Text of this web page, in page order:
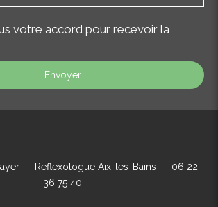
votre accord pour recevoir la
Envoyer
- Réflexologue Aix-les-Bains - 06 22
36 75 40